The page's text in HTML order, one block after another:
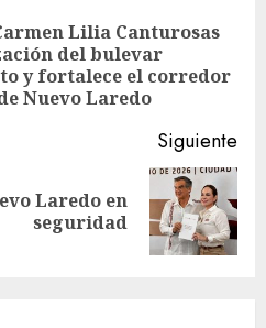
Lilia Canturosas
del bulevar
y fortalece el corredor
Nuevo Laredo
Siguiente
Laredo en
seguridad